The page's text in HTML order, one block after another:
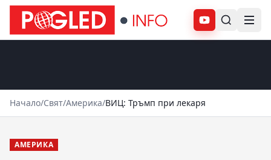
Абонирай се
Начало/Свят/Америка/ВИЦ: Тръмп при лекаря
АМЕРИКА